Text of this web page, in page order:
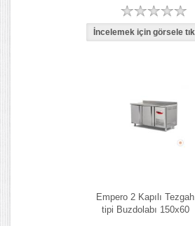
Empero 2 Kapılı Tezgah
tipi Buzdolabı 150x60